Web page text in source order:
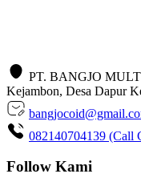
PT. BANGJO
Kejambon, Desa Dapur
082140704139 (Call
Follow Kami